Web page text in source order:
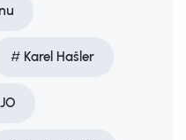
Karel Hašler